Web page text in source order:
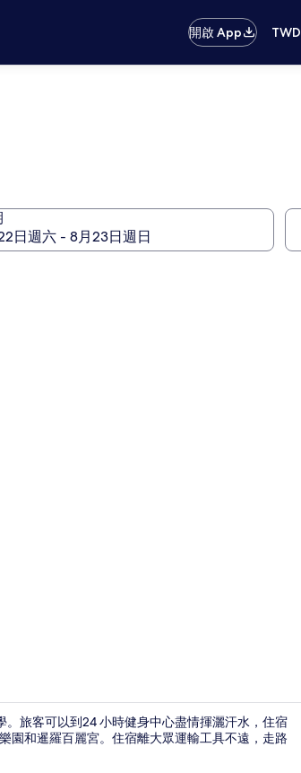
開啟 App TWD
旅客可以到24 小時健身中心盡情揮灑汗水，住宿
園和暹羅百麗宮。住宿離大眾運輸工具不遠，走路